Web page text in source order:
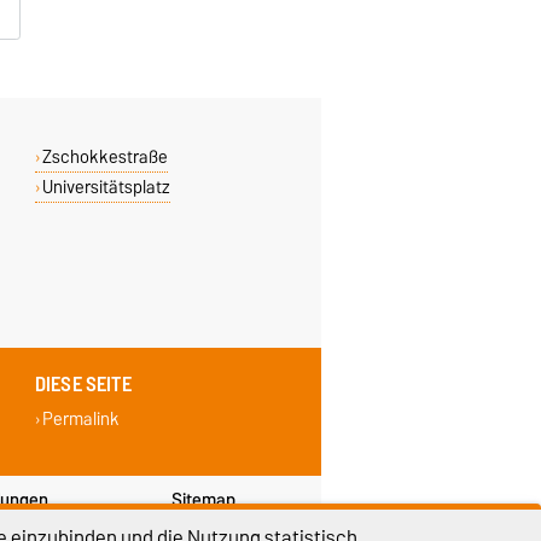
Zschokkestraße
Universitätsplatz
DIESE SEITE
Permalink
Sitemap